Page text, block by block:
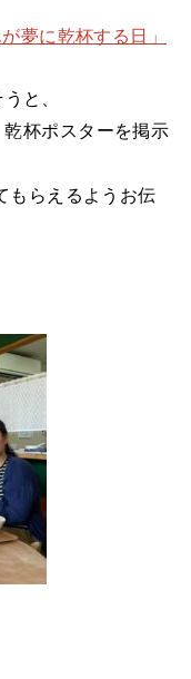
夢に乾杯する日」
と、
杯ポスターを掲示
もらえるようお伝